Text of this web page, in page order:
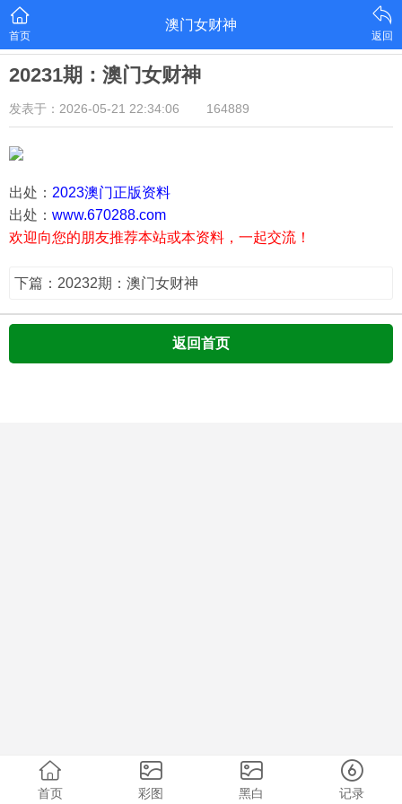
首页
澳门女财神
返回
20231期：澳门女财神
发表于：2026-05-21 22:34:06 164889
出处： 2023澳门正版资料
出处： www.670288.com
欢迎向您的朋友推荐本站或本资料，一起交流！
下篇：20232期：澳门女财神
返回首页
首页 彩图 黑白 记录